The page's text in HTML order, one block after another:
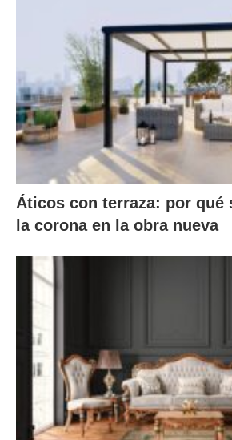
Áticos con terraza: por qué
la corona en la obra nueva